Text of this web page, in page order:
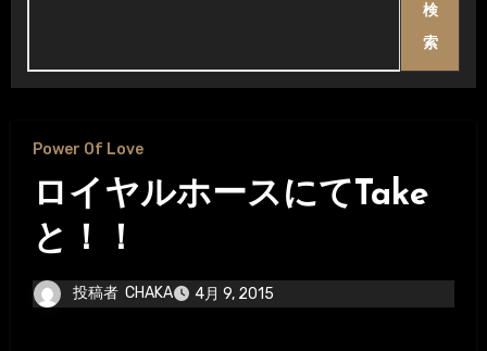
検
索
Power Of Love
ロイヤルホースにてTake
と！！
投稿者 CHAKA 4月 9, 2015